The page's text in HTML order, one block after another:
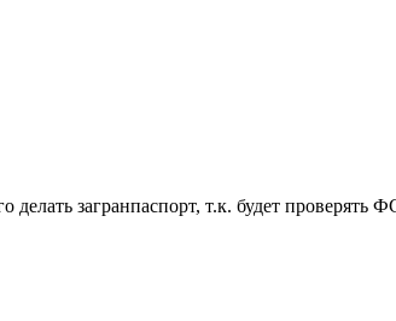
делать загранпаспорт, т.к. будет